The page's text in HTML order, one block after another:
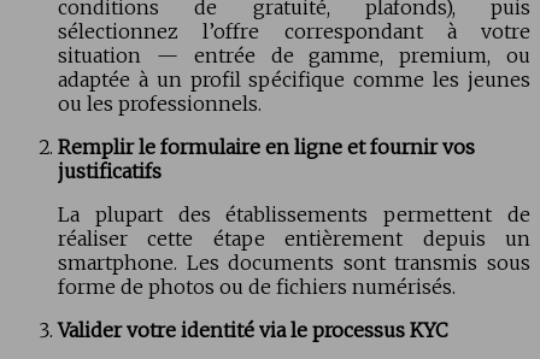
conditions de gratuité, plafonds), puis
sélectionnez l’offre correspondant à votre
situation — entrée de gamme, premium, ou
adaptée à un profil spécifique comme les jeunes
ou les professionnels.
Remplir le formulaire en ligne et fournir vos
justificatifs
La plupart des établissements permettent de
réaliser cette étape entièrement depuis un
smartphone. Les documents sont transmis sous
forme de photos ou de fichiers numérisés.
Valider votre identité via le processus KYC